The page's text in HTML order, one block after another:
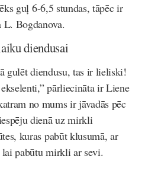
guļ 6-6,5 stundas, tāpēc ir
L. Bogdanova.
diendusai
gulēt diendusu, tas ir lieliski!
pārliecināta ir Liene
no mums ir jāvadās pēc
dienā uz mirkli
kuras pabūt klusumā, ar
pabūtu mirkli ar sevi.